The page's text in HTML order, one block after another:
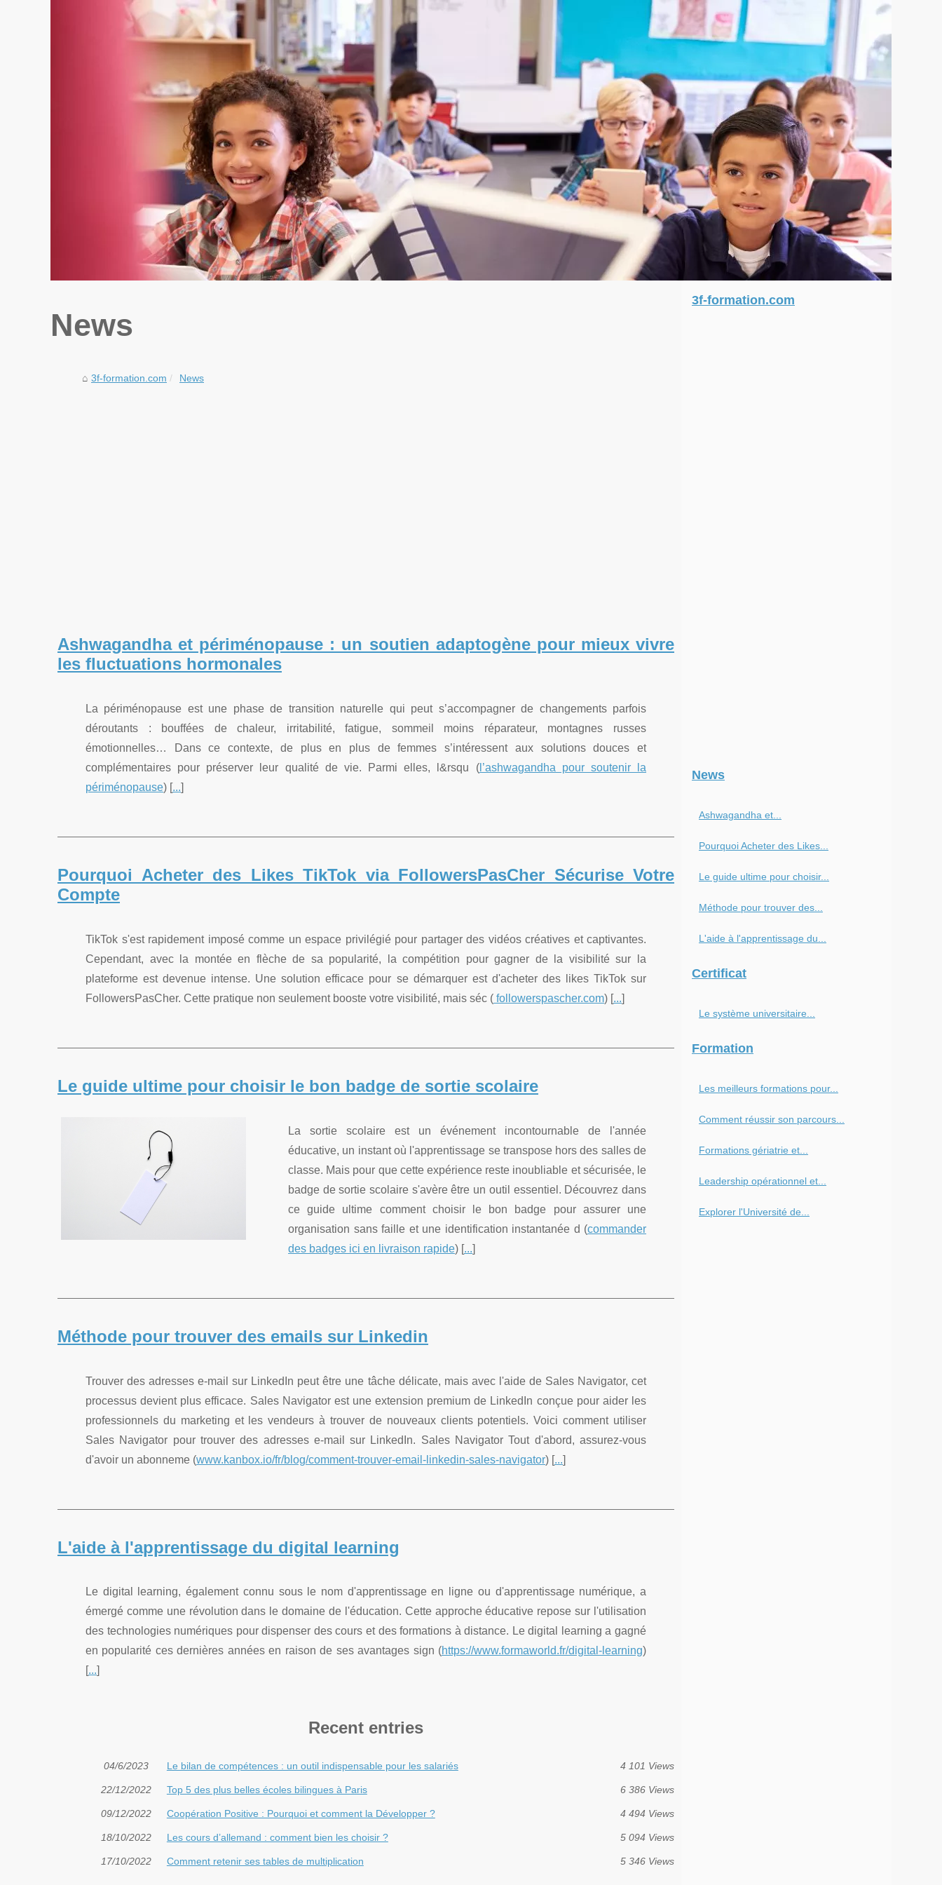
News
3f-formation.com News
Ashwagandha et périménopause : un soutien adaptogène pour mieux vivre
les fluctuations hormonales
La périménopause est une phase de transition naturelle qui peut s’accompagner de changements parfois
déroutants : bouffées de chaleur, irritabilité, fatigue, sommeil moins réparateur, montagnes russes
émotionnelles… Dans ce contexte, de plus en plus de femmes s’intéressent aux solutions douces et
complémentaires pour préserver leur qualité de vie. Parmi elles, l&rsqu (l’ashwagandha pour soutenir la
périménopause) [...]
Pourquoi Acheter des Likes TikTok via FollowersPasCher Sécurise Votre
Compte
TikTok s'est rapidement imposé comme un espace privilégié pour partager des vidéos créatives et captivantes.
Cependant, avec la montée en flèche de sa popularité, la compétition pour gagner de la visibilité sur la
plateforme est devenue intense. Une solution efficace pour se démarquer est d'acheter des likes TikTok sur
FollowersPasCher. Cette pratique non seulement booste votre visibilité, mais séc ( followerspascher.com) [...]
Le guide ultime pour choisir le bon badge de sortie scolaire
La sortie scolaire est un événement incontournable de l'année
éducative, un instant où l'apprentissage se transpose hors des salles de
classe. Mais pour que cette expérience reste inoubliable et sécurisée, le
badge de sortie scolaire s'avère être un outil essentiel. Découvrez dans
ce guide ultime comment choisir le bon badge pour assurer une
organisation sans faille et une identification instantanée d (commander
des badges ici en livraison rapide) [...]
Méthode pour trouver des emails sur Linkedin
Trouver des adresses e-mail sur LinkedIn peut être une tâche délicate, mais avec l'aide de Sales Navigator, cet
processus devient plus efficace. Sales Navigator est une extension premium de LinkedIn conçue pour aider les
professionnels du marketing et les vendeurs à trouver de nouveaux clients potentiels. Voici comment utiliser
Sales Navigator pour trouver des adresses e-mail sur LinkedIn. Sales Navigator Tout d'abord, assurez-vous
d'avoir un abonneme (www.kanbox.io/fr/blog/comment-trouver-email-linkedin-sales-navigator) [...]
L'aide à l'apprentissage du digital learning
Le digital learning, également connu sous le nom d'apprentissage en ligne ou d'apprentissage numérique, a
émergé comme une révolution dans le domaine de l'éducation. Cette approche éducative repose sur l'utilisation
des technologies numériques pour dispenser des cours et des formations à distance. Le digital learning a gagné
en popularité ces dernières années en raison de ses avantages sign (https://www.formaworld.fr/digital-learning)
...
Recent entries
04/6/2023 Le bilan de compétences : un outil indispensable pour les salariés 4 101 Views
22/12/2022 Top 5 des plus belles écoles bilingues à Paris 6 386 Views
09/12/2022 Coopération Positive : Pourquoi et comment la Développer ? 4 494 Views
18/10/2022 Les cours d’allemand : comment bien les choisir ? 5 094 Views
17/10/2022 Comment retenir ses tables de multiplication 5 346 Views
3f-formation.com
News
Ashwagandha et...
Pourquoi Acheter des Likes...
Le guide ultime pour choisir...
Méthode pour trouver des...
L'aide à l'apprentissage du...
Certificat
Le système universitaire...
Formation
Les meilleurs formations pour...
Comment réussir son parcours...
Formations gériatrie et...
Leadership opérationnel et...
Explorer l'Université de...